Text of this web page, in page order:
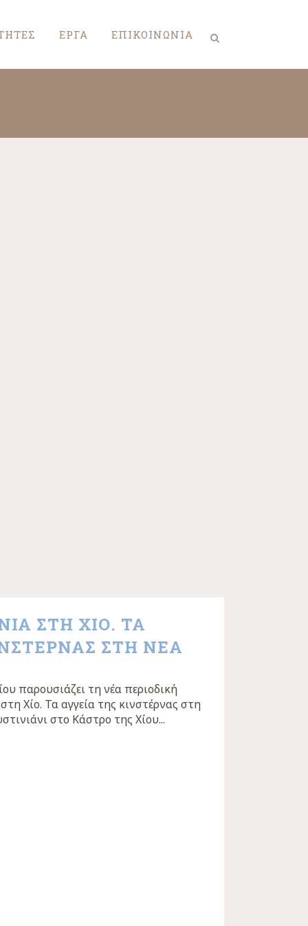
ΕΡΓΑ ΕΠΙΚΟΙΝΩΝΙΑ
ΣΤΗ ΧΙΟ. ΤΑ
ΣΤΗ ΝΕΑ
παρουσιάζει τη νέα περιοδική
Χίο. Τα αγγεία της κινστέρνας στη
στο Κάστρο της Χίου...